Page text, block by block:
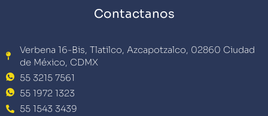
Contactanos
Verbena 16-Bis, Tlatilco, Azcapotzalco, 02860 Ciudad
de México, CDMX
55 3215 7561
55 1972 1323
55 1543 3439